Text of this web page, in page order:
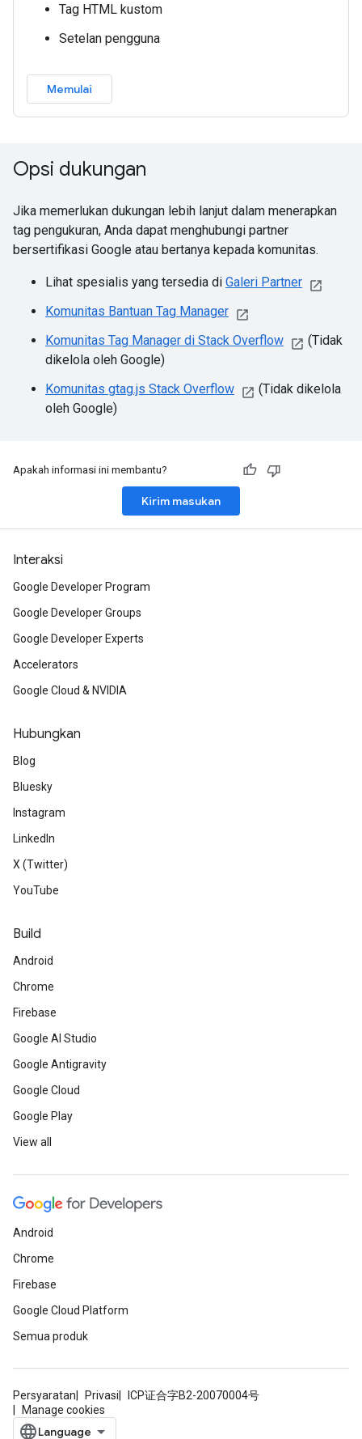
Tag HTML kustom
Setelan pengguna
Memulai
Opsi dukungan
Jika memerlukan dukungan lebih lanjut dalam menerapkan
tag pengukuran, Anda dapat menghubungi partner
bersertifikasi Google atau bertanya kepada komunitas.
Lihat spesialis yang tersedia di Galeri Partner
Komunitas Bantuan Tag Manager
Komunitas Tag Manager di Stack Overflow
(Tidak
dikelola oleh Google)
Komunitas gtag.js Stack Overflow
(Tidak dikelola
oleh Google)
Apakah informasi ini membantu?
Kirim masukan
Interaksi
Google Developer Program
Google Developer Groups
Google Developer Experts
Accelerators
Google Cloud & NVIDIA
Hubungkan
Blog
Bluesky
Instagram
LinkedIn
X (Twitter)
YouTube
Build
Android
Chrome
Firebase
Google AI Studio
Google Antigravity
Google Cloud
Google Play
View all
Android
Chrome
Firebase
Google Cloud Platform
Semua produk
Persyaratan Privasi
ICP证合字B2-20070004号
Manage cookies